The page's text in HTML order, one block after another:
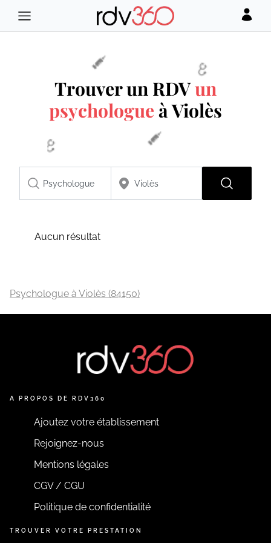
Trouver un RDVun
psychologue à Violès
Aucun résultat
Psychologue à Violès (84150)
A PROPOS DE RDV360
Ajoutez votre établissement
Rejoignez-nous
Mentions légales
CGV / CGU
Politique de confidentialité
TROUVER VOTRE PRESTATION